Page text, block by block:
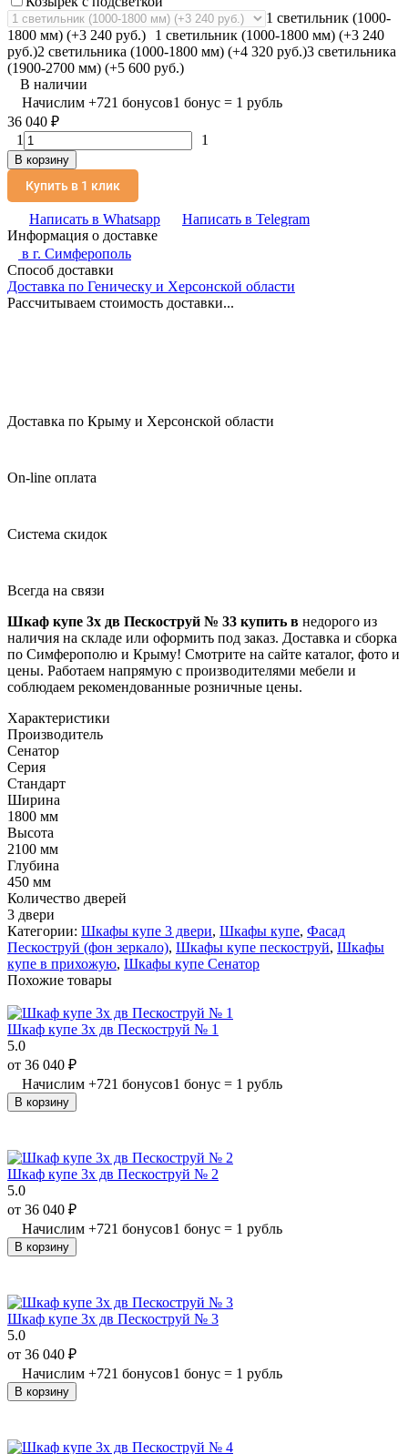
1 светильник (1000-
1800 мм) (+3 240 руб.)
1 светильник (1000-1800 мм) (+3 240
руб.)2 светильника (1000-1800 мм) (+4 320 руб.)3 светильника
(1900-2700 мм) (+5 600 руб.)
В наличии
Начислим +721 бонусов1 бонус = 1 рубль
36 040 ₽
1
1
В корзину
Купить в 1 клик
Написать в Whatsapp
Написать в Telegram
Информация о доставке
в г. Симферополь
Способ доставки
Доставка по Геническу и Херсонской области
Рассчитываем стоимость доставки...
Доставка по Крыму и Херсонской области
On-line оплата
Система скидок
Всегда на связи
Шкаф купе 3х дв Пескоструй № 33 купить в недорого из
наличия на складе или оформить под заказ. Доставка и сборка
по Симферополю и Крыму! Смотрите на сайте каталог, фото и
цены. Работаем напрямую с производителями мебели и
соблюдаем рекомендованные розничные цены.
Характеристики
Производитель
Сенатор
Серия
Стандарт
Ширина
1800 мм
Высота
2100 мм
Глубина
450 мм
Количество дверей
3 двери
Категории: Шкафы купе 3 двери, Шкафы купе, Фасад
Пескоструй (фон зеркало), Шкафы купе пескоструй, Шкафы
купе в прихожую, Шкафы купе Сенатор
Похожие товары
Шкаф купе 3х дв Пескоструй № 1
5.0
от 36 040 ₽
Начислим +721 бонусов1 бонус = 1 рубль
В корзину
Шкаф купе 3х дв Пескоструй № 2
5.0
от 36 040 ₽
Начислим +721 бонусов1 бонус = 1 рубль
В корзину
Шкаф купе 3х дв Пескоструй № 3
5.0
от 36 040 ₽
Начислим +721 бонусов1 бонус = 1 рубль
В корзину